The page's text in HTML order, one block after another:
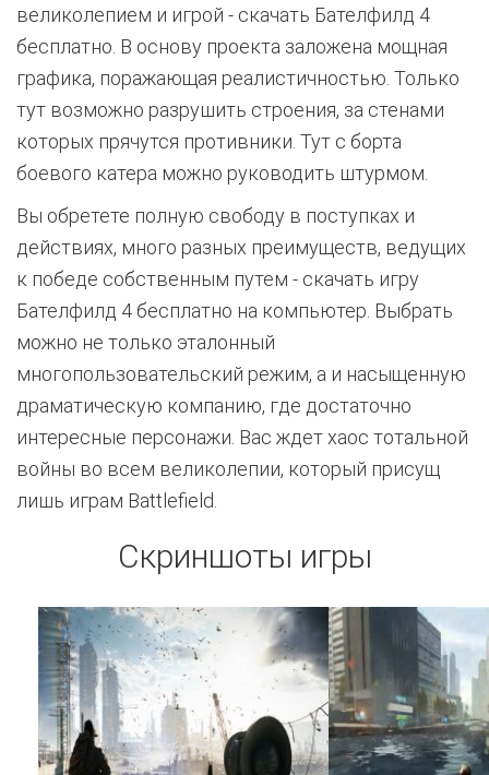
великолепием и игрой - скачать Бателфилд 4
бесплатно. В основу проекта заложена мощная
графика, поражающая реалистичностью. Только
тут возможно разрушить строения, за стенами
которых прячутся противники. Тут с борта
боевого катера можно руководить штурмом.
Вы обретете полную свободу в поступках и
действиях, много разных преимуществ, ведущих
к победе собственным путем - скачать игру
Бателфилд 4 бесплатно на компьютер. Выбрать
можно не только эталонный
многопользовательский режим, а и насыщенную
драматическую компанию, где достаточно
интересные персонажи. Вас ждет хаос тотальной
войны во всем великолепии, который присущ
лишь играм Battlefield.
Скриншоты игры